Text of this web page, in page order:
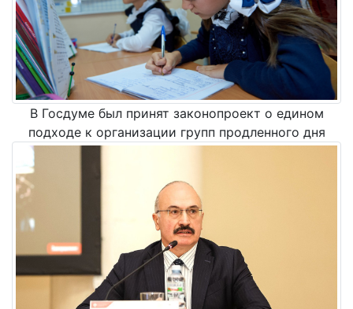
В Госдуме был принят законопроект о едином
подходе к организации групп продленного дня